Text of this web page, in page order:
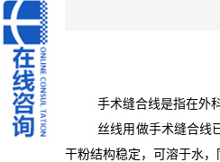
手术缝合线是指在外
丝线用做手术缝合线
干粉结构稳定，可溶于水